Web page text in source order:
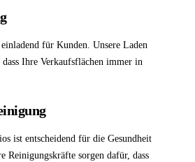
für Kunden. Unsere Laden
dass Ihre Verkaufsflächen immer in
ist entscheidend für die Gesundheit
Reinigungskräfte sorgen dafür, dass